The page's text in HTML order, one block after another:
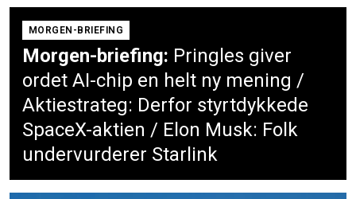
MORGEN-BRIEFING
Morgen-briefing: Pringles giver
ordet AI-chip en helt ny mening /
Aktiestrateg: Derfor styrtdykkede
SpaceX-aktien / Elon Musk: Folk
undervurderer Starlink